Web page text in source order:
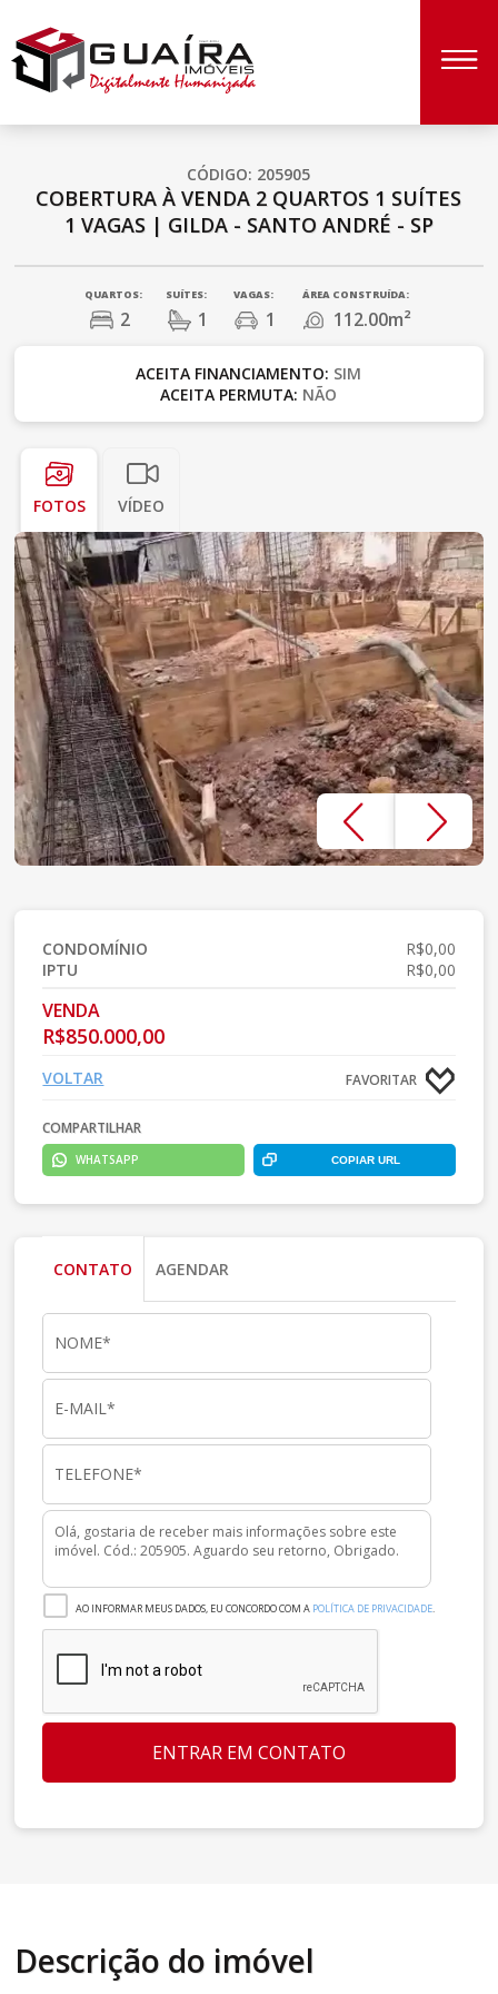
CÓDIGO: 205905
COBERTURA À VENDA 2 QUARTOS 1 SUÍTES
1 VAGAS| GILDA - SANTO ANDRÉ - SP
QUARTOS:
2
SUÍTES:
1
VAGAS:
1
ÁREA CONSTRUÍDA:
112.00m²
ACEITA FINANCIAMENTO: SIM
ACEITA PERMUTA: NÃO
FOTOS VÍDEO
CONDOMÍNIO
R$0,00
IPTU
R$0,00
VENDA
R$850.000,00
FAVORITAR
VOLTAR
COMPARTILHAR
WHATSAPP COPIAR URL
CONTATO AGENDAR
AO INFORMAR MEUS DADOS, EU CONCORDO COM A POLÍTICA DE PRIVACIDADE.
ENTRAR EM CONTATO
Descrição do imóvel